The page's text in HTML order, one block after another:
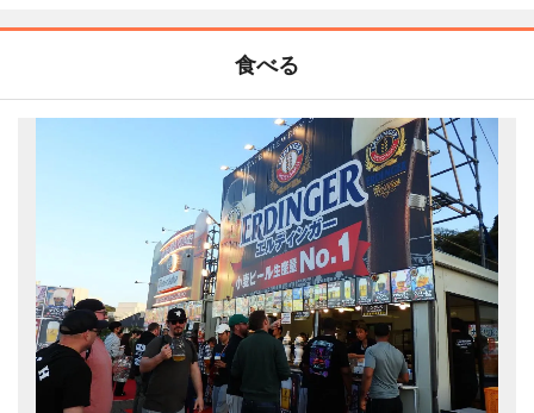
食べる